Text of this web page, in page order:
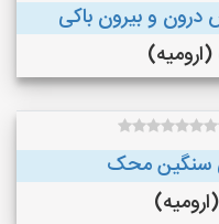
و بیرون باکی
سنگین محک